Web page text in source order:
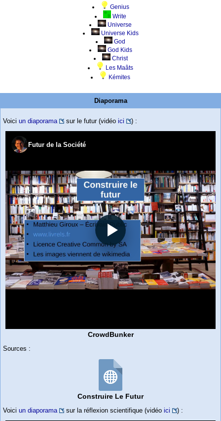
Genius
Write
Universe
Universe Kids
God
God Kids
Christ
Les Maâts
Kémites
Diaporama
Voici un diaporama sur le futur (vidéo ici ) :
CrowdBunker
Sources :
Construire Le Futur
Voici un diaporama sur la réflexion scientifique (vidéo ici ) :